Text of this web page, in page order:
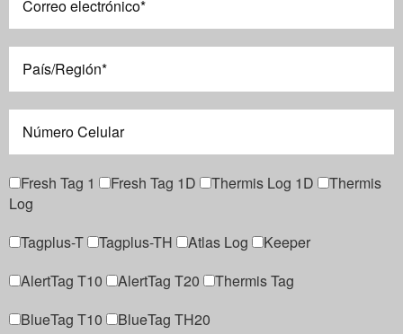
Fresh Tag 1 Fresh Tag 1D Thermis Log 1D
Thermis
Log
Tagplus-T
Tagplus-TH Atlas Log
Keeper
AlertTag T10
AlertTag T20
Thermis Tag
BlueTag T10
BlueTag TH20